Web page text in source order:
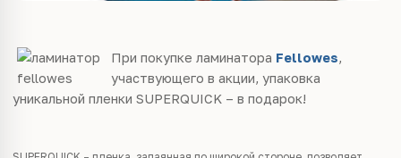
При покупке ламинатора Fellowes,
участвующего в акции, упаковка
уникальной пленки SUPERQUICK – в подарок!